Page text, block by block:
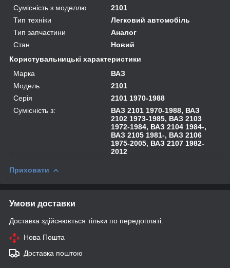
Сумісність з моделлю
2101
Тип техніки
Легковий автомобіль
Тип запчастини
Аналог
Стан
Новий
Користувальницькі характеристики
Марка
ВАЗ
Модель
2101
Серія
2101 1970-1988
Сумісність з:
ВАЗ 2101 1970-1988, ВАЗ
2102 1973-1985, ВАЗ 2103
1972-1984, ВАЗ 2104 1984-,
ВАЗ 2105 1981-, ВАЗ 2106
1975-2005, ВАЗ 2107 1982-
2012
Приховати
Умови доставки
Доставка здійснюється тільки по передоплаті.
Нова Пошта
Доставка поштою